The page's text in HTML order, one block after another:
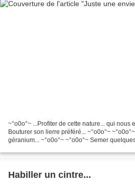
~°o0o°~ ...Profiter de cette nature... qui nous
Bouturer son lierre préféré... ~°o0o°~
géranium... ~°o0o°~ ~°o0o°~ Semer
Habiller un cintre...